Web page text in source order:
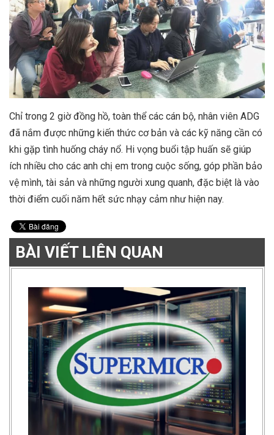
Chỉ trong 2 giờ đồng hồ, toàn thể các cán bộ, nhân viên ADG
đã nắm được những kiến thức cơ bản và các kỹ năng cần có
khi gặp tình huống cháy nổ. Hi vọng buổi tập huấn sẽ giúp
ích nhiều cho các anh chị em trong cuộc sống, góp phần bảo
vệ mình, tài sản và những người xung quanh, đặc biệt là vào
thời điểm cuối năm hết sức nhạy cảm như hiện nay.
BÀI VIẾT LIÊN QUAN